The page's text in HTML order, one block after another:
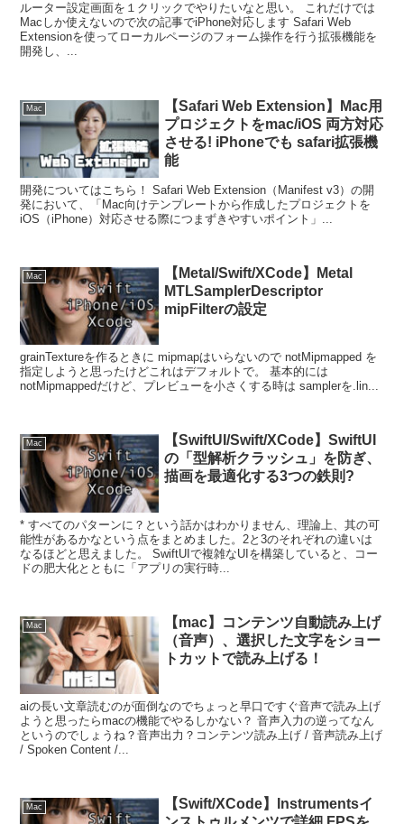
ルーター設定画面を１クリックでやりたいなと思い。 これだけでは
Macしか使えないので次の記事でiPhone対応します Safari Web
Extensionを使ってローカルページのフォーム操作を行う拡張機能を
開発し、...
Mac
【Safari Web Extension】Mac用
プロジェクトをmac/iOS 両方対応
させる! iPhoneでも safari拡張機
能
開発についてはこちら！ Safari Web Extension（Manifest v3）の開
発において、「Mac向けテンプレートから作成したプロジェクトを
iOS（iPhone）対応させる際につまずきやすいポイント」...
Mac
【Metal/Swift/XCode】Metal
MTLSamplerDescriptor
mipFilterの設定
grainTextureを作るときに mipmapはいらないので notMipmapped を
指定しようと思ったけどこれはデフォルトで。 基本的には
notMipmappedだけど、プレビューを小さくする時は samplerを.lin...
Mac
【SwiftUI/Swift/XCode】SwiftUI
の「型解析クラッシュ」を防ぎ、
描画を最適化する3つの鉄則?
* すべてのパターンに？という話かはわかりません、理論上、其の可
能性があるかなという点をまとめました。2と3のそれぞれの違いは
なるほどと思えました。 SwiftUIで複雑なUIを構築していると、コー
ドの肥大化とともに「アプリの実行時...
Mac
【mac】コンテンツ自動読み上げ
（音声）、選択した文字をショー
トカットで読み上げる！
aiの長い文章読むのが面倒なのでちょっと早口ですぐ音声で読み上げ
ようと思ったらmacの機能でやるしかない？ 音声入力の逆ってなん
というのでしょうね？音声出力？コンテンツ読み上げ / 音声読み上げ
/ Spoken Content /...
Mac
【Swift/XCode】Instrumentsイ